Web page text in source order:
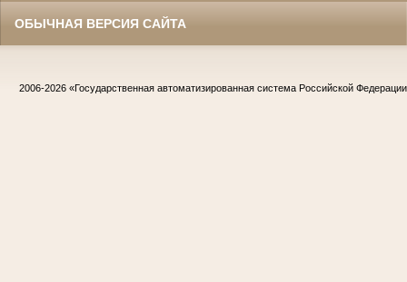
ОБЫЧНАЯ ВЕРСИЯ САЙТА
2006-2026 «Государственная автоматизированная система Российской